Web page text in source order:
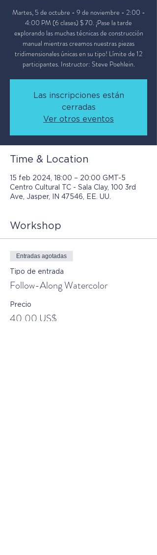
Martes, 5 de octubre - 9 de noviembre - 2:00 -
4:00 PM (6 clases) $ 70. ¡Pase la tarde
explorando las muchas técnicas de construcción
manual mientras creamos nuestras piezas
tridimensionales únicas en su tipo! Límite de 12
participantes. Instructor: Steve Poehlein.
Las inscripciones están
cerradas
Ver otros eventos
Time & Location
15 feb 2024, 18:00 – 20:00 GMT-5
Centro Cultural TC - Sala Clay, 100 3rd
Ave, Jasper, IN 47546, EE. UU.
Workshop
Entradas agotadas
Tipo de entrada
Follow-Along Watercolor
Precio
40,00 US$